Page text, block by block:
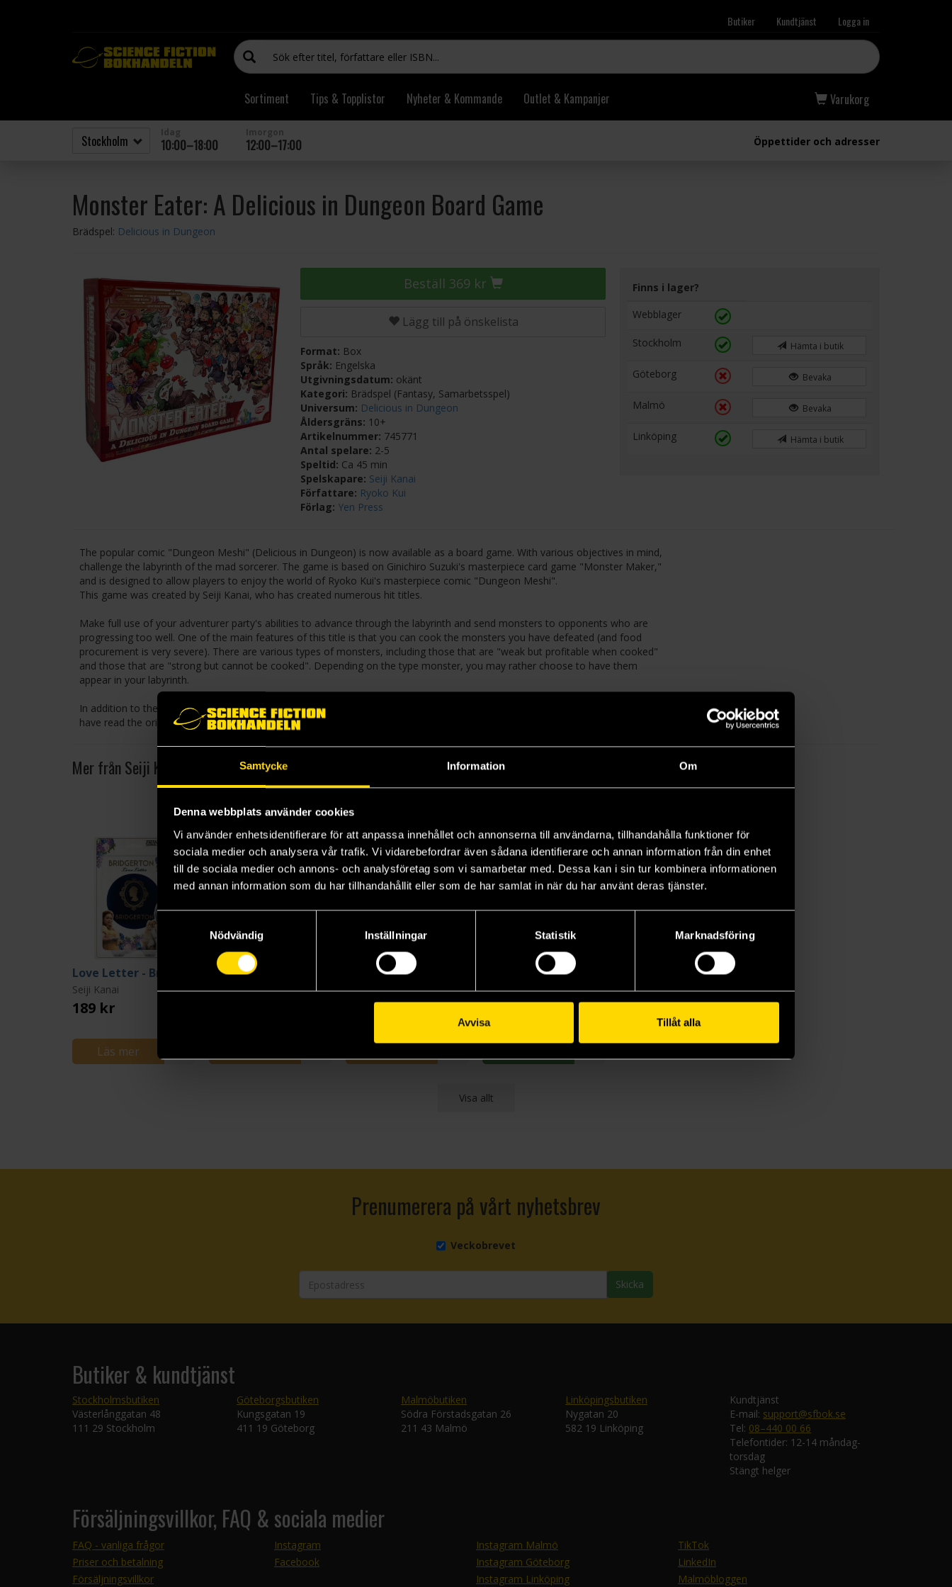
Samtycke Information Om
Denna webbplats använder cookies
Vi använder enhetsidentifierare för att anpassa innehållet och annonserna till användarna, tillhandahålla funktioner för
sociala medier och analysera vår trafik. Vi vidarebefordrar även sådana identifierare och annan information från din enhet
till de sociala medier och annons- och analysföretag som vi samarbetar med. Dessa kan i sin tur kombinera informationen
med annan information som du har tillhandahållit eller som de har samlat in när du har använt deras tjänster.
Nödvändig
Inställningar Statistik Marknadsföring
Avvisa Tillåt alla
Butiker Kundtjänst Logga in
Sortiment Tips & Topplistor Nyheter & Kommande Outlet & Kampanjer Varukorg
10:00–18:00 12:00–17:00 Öppettider och adresser
Monster Eater: A Delicious in Dungeon Board Game
Brädspel: Delicious in Dungeon
Beställ 369 kr
Lägg till på önskelista
Format: Box
Språk: Engelska
Utgivningsdatum: okänt
Kategori: Brädspel (Fantasy, Samarbetsspel)
Universum: Delicious in Dungeon
Åldersgräns: 10+
Artikelnummer: 745771
Antal spelare: 2-5
Speltid: Ca 45 min
Spelskapare: Seiji Kanai
Författare: Ryoko Kui
Förlag: Yen Press
Finns i lager?
Webblager
Stockholm Hämta i butik
Göteborg Bevaka
Malmö Bevaka
Linköping Hämta i butik
The popular comic "Dungeon Meshi" (Delicious in Dungeon) is now available as a board game. With various objectives in mind,
challenge the labyrinth of the mad sorcerer. The game is based on Ginichiro Suzuki's masterpiece card game "Monster Maker,"
and is designed to allow players to enjoy the world of Ryoko Kui's masterpiece comic "Dungeon Meshi".
This game was created by Seiji Kanai, who has created numerous hit titles.
Make full use of your adventurer party's abilities to advance through the labyrinth and send monsters to opponents who are
progressing too well. One of the main features of this title is that you can cook the monsters you have defeated (and food
procurement is very severe). There are various types of monsters, including those that are "weak but profitable when cooked"
and those that are "strong but cannot be cooked". Depending on the type monster, you may rather choose to have them
appear in your labyrinth.
In addition to the many monsters in the game, the labyrinth's mysterious effects and items add to the adventure. Those who
have read the original "Dungeon Meshi" manga will grin uncontrollably.
Mer från Seiji Kanai
Seiji Kanai
189 kr
Läs mer
Seiji Kanai Seiji Kanai
199 kr
Love Letter Boxed
Seiji Kanai
219 kr
Visa allt
Prenumerera på vårt nyhetsbrev
Veckobrevet
Skicka
Butiker & kundtjänst
Stockholmsbutiken
Västerlånggatan 48
111 29 Stockholm
Göteborgsbutiken
Kungsgatan 19
411 19 Göteborg
Malmöbutiken
Södra Förstadsgatan 26
211 43 Malmö
Linköpingsbutiken
Nygatan 20
582 19 Linköping
Kundtjänst
E-mail: support@sfbok.se
Tel: 08–440 00 66
Telefontider: 12-14 måndag-
torsdag
Stängt helger
Försäljningsvillkor, FAQ & sociala medier
FAQ - vanliga frågor
Priser och betalning
Försäljningsvillkor
Instagram
Facebook
Instagram Malmö
Instagram Göteborg
Instagram Linköping
TikTok
LinkedIn
Malmöbloggen